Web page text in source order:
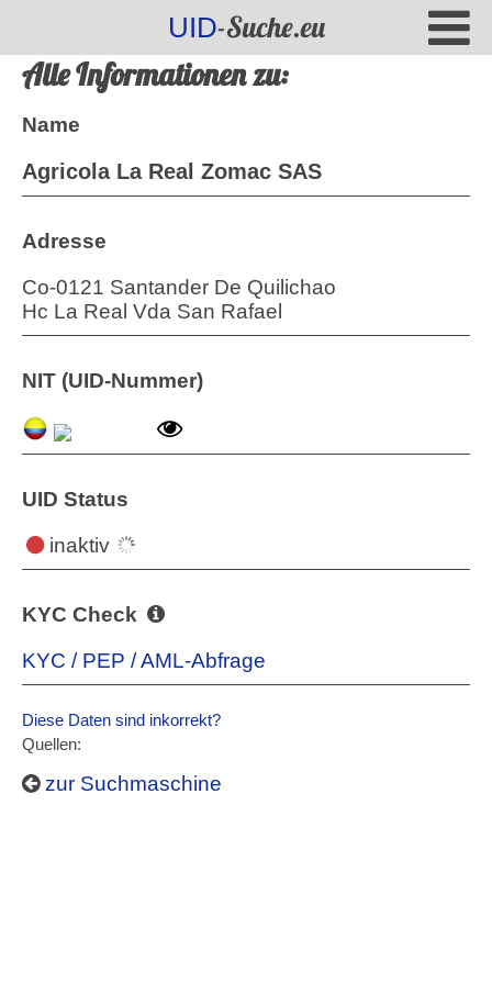
UID-Suche.eu
Alle Informationen zu:
Name
Agricola La Real Zomac SAS
Adresse
Co-0121 Santander De Quilichao
Hc La Real Vda San Rafael
NIT (UID-Nummer)
UID Status
inaktiv
KYC Check
KYC / PEP / AML-Abfrage
Diese Daten sind inkorrekt?
Quellen:
zur Suchmaschine